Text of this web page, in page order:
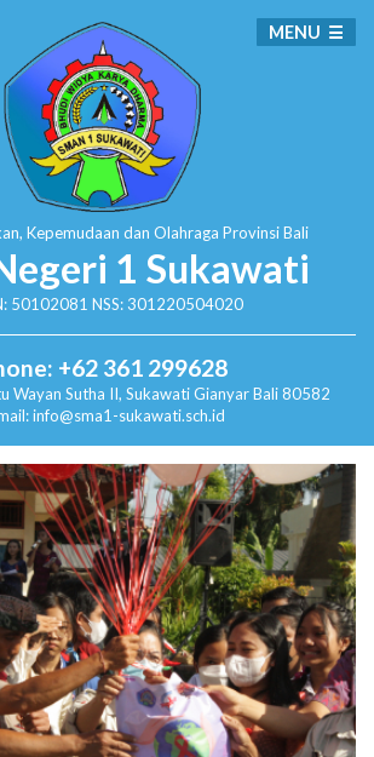
Kepemudaan dan Olahraga Provinsi Bali
1 Sukawati
50102081 NSS: 301220504020
+62 361 299628
Wayan Sutha II, SukawatiGianyar Bali 80582
info@sma1-sukawati.sch.id
MENU